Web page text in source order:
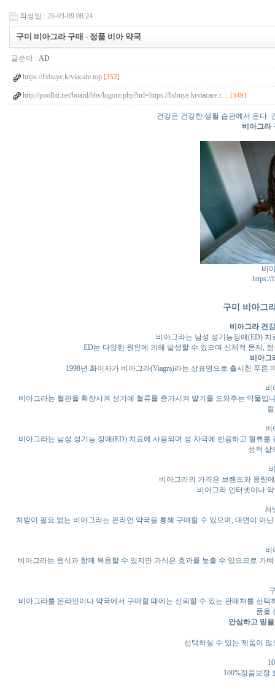
작성일 : 26-03-09 08:24
구미 비아그라 구매 - 정품 비아 약국
글쓴이 : AD
https://fxbuye.krviacare.top [352]
http://poolbit.net/board/bbs/logout.php?url=https://fxbuye.krviacare.t… [349]
건강은 건강한 생활 습관에서 온다.
비아그라
비
https://
구미 비아그
비아그라 건
비아그라는 남성 성기능장애(ED)
ED는 다양한 원인에 의해 발생할 수 있으며 신체적 문제,
비아그
1998년 화이자가 비아그라(Viagra)라는 상표명으로 출시한 푸
비
비아그라는 혈관을 확장시켜 성기에 혈류를 증가시켜 발기를 도와주는 약물
비
비아그라는 남성 성기능 장애(ED) 치료에 사용되며 성 자극에 반응하고 혈류
성적 삶
비아그라의 가격은 브랜드와 용량
비아그라 인터넷이나
처
처방이 필요 없는 비아그라는 온라인 약국을 통해 구매할 수 있으며, 대면이 아
비
비아그라는 음식과 함께 복용할 수 있지만 과식은 효과를 늦출 수 있으므로 가
비아그라를 온라인이나 약국에서 구매할 때에는 신뢰할 수 있는 판매처를 선
품을
안심하고 믿
선택하실 수 있는 제품이
100%정품보장